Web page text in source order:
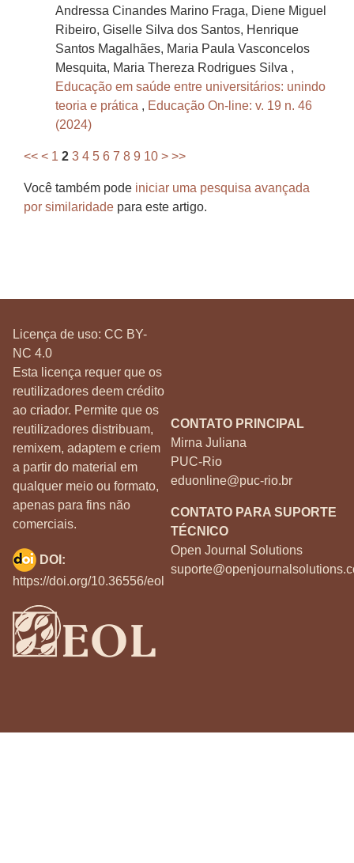
Andressa Cinandes Marino Fraga, Diene Miguel
Ribeiro, Giselle Silva dos Santos, Henrique
Santos Magalhães, Maria Paula Vasconcelos
Mesquita, Maria Thereza Rodrigues Silva ,
Educação em saúde entre universitários: unindo
teoria e prática , Educação On-line: v. 19 n. 46
(2024)
<< < 1 2 3 4 5 6 7 8 9 10 > >>
Você também pode iniciar uma pesquisa avançada
por similaridade para este artigo.
Licença de uso: CC BY-
NC 4.0
Esta licença requer que os
reutilizadores deem crédito
ao criador. Permite que os
reutilizadores distribuam,
remixem, adaptem e criem
a partir do material em
qualquer meio ou formato,
apenas para fins não
comerciais.
CONTATO PRINCIPAL
Mirna Juliana
PUC-Rio
eduonline@puc-rio.br
CONTATO PARA SUPORTE
TÉCNICO
Open Journal Solutions
DOI:
https://doi.org/10.36556/eol